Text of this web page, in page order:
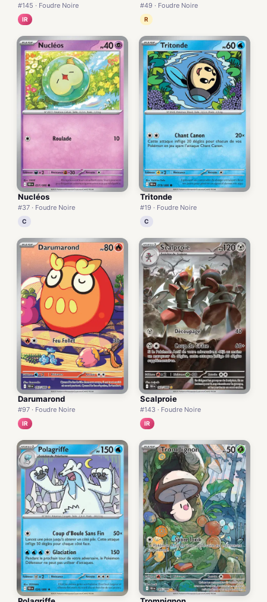
#145 · Foudre Noire
IR
#49 · Foudre Noire
R
Nucléos
#37 · Foudre Noire
C
Tritonde
#19 · Foudre Noire
C
Darumarond
#97 · Foudre Noire
IR
Scalproie
#143 · Foudre Noire
IR